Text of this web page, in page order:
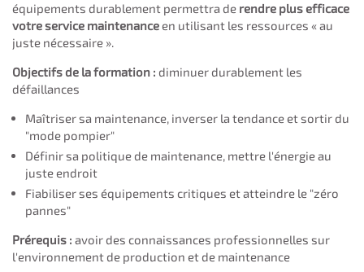
équipements durablement permettra de rendre plus efficace
votre service maintenanceen utilisant les ressources « au
juste nécessaire ».
Objectifs de la formation : diminuer durablement les
défaillances
Maîtriser sa maintenance, inverser la tendance et sortir du
"mode pompier"
Définir sa politique de maintenance, mettre l'énergie au
juste endroit
Fiabiliser ses équipements critiques et atteindre le "zéro
pannes"
Prérequis : avoir des connaissances professionnelles sur
l'environnement de production et de maintenance